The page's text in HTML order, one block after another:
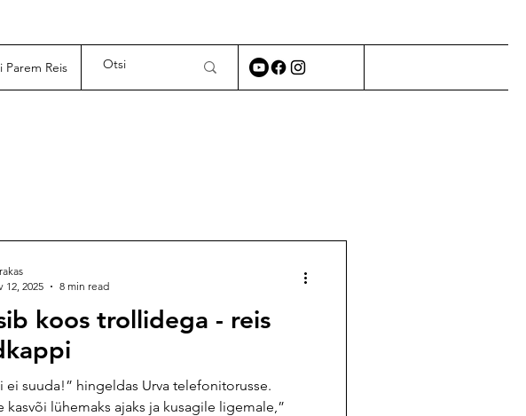
Parem Reis
koos trollidega - reis
ei suuda!” hingeldas Urva telefonitorusse.
kasvõi lühemaks ajaks ja kusagile ligemale,”
12, 2025
8 min read